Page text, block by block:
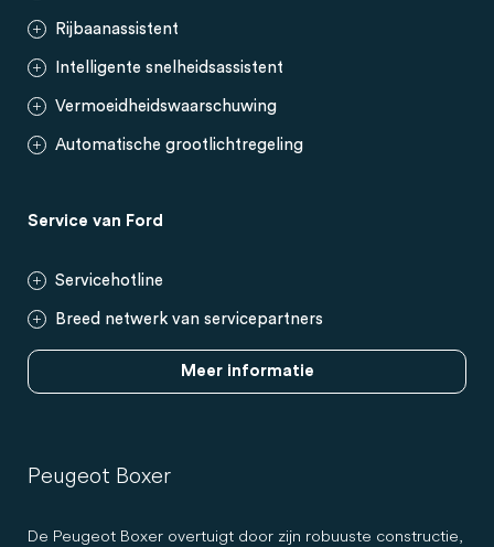
Rijbaanassistent
Intelligente snelheidsassistent
Vermoeidheidswaarschuwing
Automatische grootlichtregeling
Service van Ford
Servicehotline
Breed netwerk van servicepartners
Meer informatie
Peugeot Boxer
De Peugeot Boxer overtuigt door zijn robuuste constructie,